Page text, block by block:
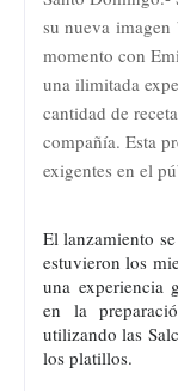
su nueva
momento con
una ilimitada
cantidad de
compañía. Esta
exigentes en el
El lanzamiento
estuvieron los
una experiencia
en la
utilizando las
los platillos.